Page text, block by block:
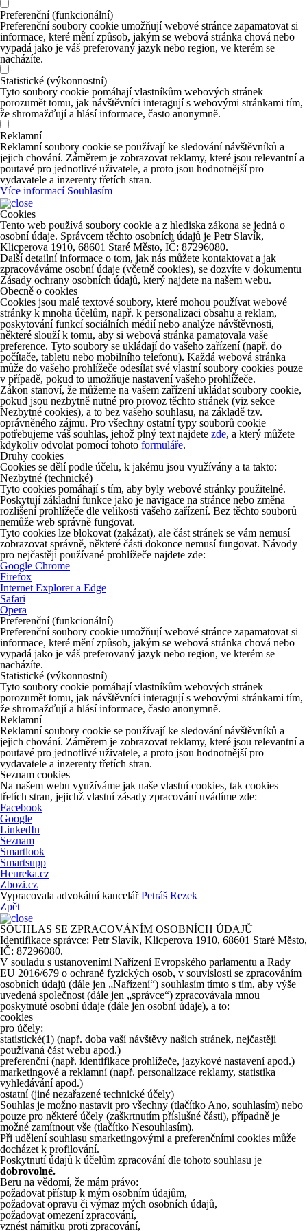
Preferenční (funkcionální)
Preferenční soubory cookie umožňují webové stránce zapamatovat si
informace, které mění způsob, jakým se webová stránka chová nebo
vypadá jako je váš preferovaný jazyk nebo region, ve kterém se
nacházíte.
Statistické (výkonnostní)
Tyto soubory cookie pomáhají vlastníkům webových stránek
porozumět tomu, jak návštěvníci interagují s webovými stránkami tím,
že shromažďují a hlásí informace, často anonymně.
Reklamní
Reklamní soubory cookie se používají ke sledování návštěvníků a
jejich chování. Záměrem je zobrazovat reklamy, které jsou relevantní a
poutavé pro jednotlivé uživatele, a proto jsou hodnotnější pro
vydavatele a inzerenty třetích stran.
Více informací Souhlasím
Cookies
Tento web používá soubory cookie a z hlediska zákona se jedná o
osobní údaje. Správcem těchto osobních údajů je Petr Slavík,
Klicperova 1910, 68601 Staré Město, IČ: 87296080.
Další detailní informace o tom, jak nás můžete kontaktovat a jak
zpracováváme osobní údaje (včetně cookies), se dozvíte v dokumentu
Zásady ochrany osobních údajů, který najdete na našem webu.
Obecně o cookies
Cookies jsou malé textové soubory, které mohou používat webové
stránky k mnoha účelům, např. k personalizaci obsahu a reklam,
poskytování funkcí sociálních médií nebo analýze návštěvnosti,
některé slouží k tomu, aby si webová stránka pamatovala vaše
preference. Tyto soubory se ukládají do vašeho zařízení (např. do
počítače, tabletu nebo mobilního telefonu). Každá webová stránka
může do vašeho prohlížeče odesílat své vlastní soubory cookies pouze
v případě, pokud to umožňuje nastavení vašeho prohlížeče.
Zákon stanoví, že můžeme na vašem zařízení ukládat soubory cookie,
pokud jsou nezbytně nutné pro provoz těchto stránek (viz sekce
Nezbytné cookies), a to bez vašeho souhlasu, na základě tzv.
oprávněného zájmu. Pro všechny ostatní typy souborů cookie
potřebujeme váš souhlas, jehož plný text najdete zde, a který můžete
kdykoliv odvolat pomocí tohoto formuláře.
Druhy cookies
Cookies se dělí podle účelu, k jakému jsou využívány a ta takto:
Nezbytné (technické)
Tyto cookies pomáhají s tím, aby byly webové stránky použitelné.
Poskytují základní funkce jako je navigace na stránce nebo změna
rozlišení prohlížeče dle velikosti vašeho zařízení. Bez těchto souborů
nemůže web správně fungovat.
Tyto cookies lze blokovat (zakázat), ale část stránek se vám nemusí
zobrazovat správně, některé části dokonce nemusí fungovat. Návody
pro nejčastěji používané prohlížeče najdete zde:
Google Chrome
Firefox
Internet Explorer a Edge
Safari
Opera
Preferenční (funkcionální)
Preferenční soubory cookie umožňují webové stránce zapamatovat si
informace, které mění způsob, jakým se webová stránka chová nebo
vypadá jako je váš preferovaný jazyk nebo region, ve kterém se
nacházíte.
Statistické (výkonnostní)
Tyto soubory cookie pomáhají vlastníkům webových stránek
porozumět tomu, jak návštěvníci interagují s webovými stránkami tím,
že shromažďují a hlásí informace, často anonymně.
Reklamní
Reklamní soubory cookie se používají ke sledování návštěvníků a
jejich chování. Záměrem je zobrazovat reklamy, které jsou relevantní a
poutavé pro jednotlivé uživatele, a proto jsou hodnotnější pro
vydavatele a inzerenty třetích stran.
Seznam cookies
Na našem webu využíváme jak naše vlastní cookies, tak cookies
třetích stran, jejichž vlastní zásady zpracování uvádíme zde:
Facebook
Google
LinkedIn
Seznam
Smartlook
Smartsupp
Heureka.cz
Zbozi.cz
Vypracovala advokátní kancelářPetráš Rezek
Zpět
SOUHLAS SE ZPRACOVÁNÍM OSOBNÍCH ÚDAJŮ
Identifikace správce: Petr Slavík, Klicperova 1910, 68601 Staré Město,
IČ: 87296080.
V souladu s ustanoveními Nařízení Evropského parlamentu a Rady
EU 2016/679 o ochraně fyzických osob, v souvislosti se zpracováním
osobních údajů (dále jen „Nařízení“) souhlasím tímto s tím, aby výše
uvedená společnost (dále jen „správce“) zpracovávala mnou
poskytnuté osobní údaje (dále jen osobní údaje), a to:
cookies
pro účely:
statistické(1) (např. doba vaší návštěvy našich stránek, nejčastěji
používaná část webu apod.)
preferenční (např. identifikace prohlížeče, jazykové nastavení apod.)
marketingové a reklamní (např. personalizace reklamy, statistika
vyhledávání apod.)
ostatní (jiné nezařazené technické účely)
Souhlas je možno nastavit pro všechny (tlačítko Ano, souhlasím) nebo
pouze pro některé účely (zaškrtnutím příslušné části), případně je
možné zamítnout vše (tlačítko Nesouhlasím).
Při udělení souhlasu smarketingovými a preferenčními cookies může
docházet k profilování.
Poskytnutí údajů k účelům zpracování dle tohoto souhlasu je
dobrovolné.
Beru na vědomí, že mám právo:
požadovat přístup k mým osobním údajům,
požadovat opravu či výmaz mých osobních údajů,
požadovat omezení zpracování,
vznést námitku proti zpracování,